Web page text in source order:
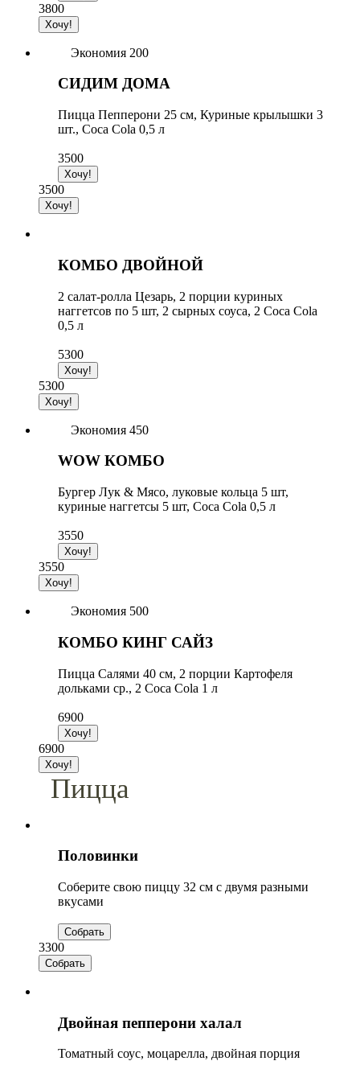
3800
Экономия 200
СИДИМ ДОМА
Пицца Пепперони 25 см, Куриные крылышки 3
шт., Coca Cola 0,5 л
3500
3500
КОМБО ДВОЙНОЙ
2 cалат-ролла Цезарь, 2 порции куриных
наггетсов по 5 шт, 2 сырных cоуса, 2 Сoca Сola
0,5 л
5300
5300
Экономия 450
WOW КОМБО
Бургер Лук & Мясо, луковые кольца 5 шт,
куриные наггетсы 5 шт, Coca Cola 0,5 л
3550
3550
Экономия 500
КОМБО КИНГ САЙЗ
Пицца Салями 40 см, 2 порции Картофеля
дольками ср., 2 Coca Cola 1 л
6900
6900
Пицца
Половинки
Соберите свою пиццу 32 см с двумя разными
вкусами
3300
Двойная пепперони халал
Томатный соус, моцарелла, двойная порция